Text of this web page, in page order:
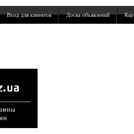
Вход для клиентов Доска объявлений